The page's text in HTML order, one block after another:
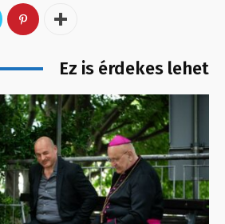
Ez is érdekes lehet